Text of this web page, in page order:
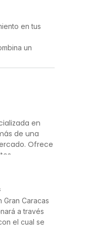
en tus
un
potentes.
GB de
y suficiente
fotos y
en su
ofrece colores
para que
favoritos.
tomar fotos
cámara
listas para
en
de una
Ofrece
laptops,
La tienda
en Caracas
Chacao) y
Gran Caracas
a través
el cual se
el